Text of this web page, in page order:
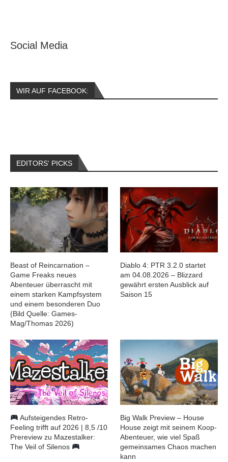
Social Media
WIR AUF FACEBOOK:
EDITORS‘ PICKS
Beast of Reincarnation –
Game Freaks neues
Abenteuer überrascht mit
einem starken Kampfsystem
und einem besonderen Duo
(Bild Quelle: Games-
Mag/Thomas 2026)
Diablo 4: PTR 3.2.0 startet
am 04.08.2026 – Blizzard
gewährt ersten Ausblick auf
Saison 15
Aufsteigendes Retro-
Feeling trifft auf 2026 | 8,5 /10
Prereview zu Mazestalker:
The Veil of Silenos
Big Walk Preview – House
House zeigt mit seinem Koop-
Abenteuer, wie viel Spaß
gemeinsames Chaos machen
kann